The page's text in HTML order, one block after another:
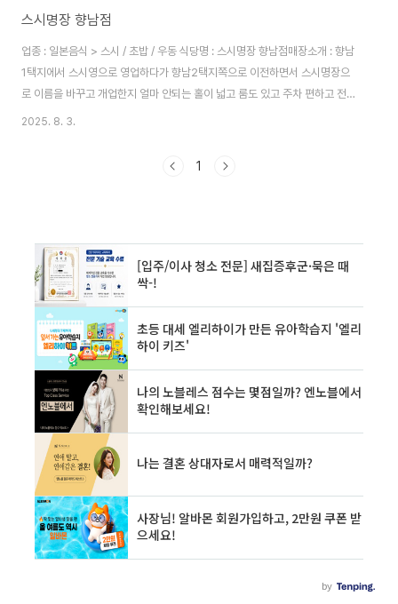
스시명장 향남점
업종 : 일본음식 > 스시 / 초밥 / 우동 식당명 : 스시명장 향남점매장소개 : 향남
1택지에서 스시영으로 영업하다가 향남2택지쪽으로 이전하면서 스시명장으
로 이름을 바꾸고 개업한지 얼마 안되는 홀이 넓고 룸도 있고 주차 편하고 전체
적으로 깔끔한 느낌, 맛은 그런대로 괜찮은곳.오랫만에 집사람과 왔다 날이 더
번에 먹자는걸 비가오는날은 회가 좋지않다고 다음에 먹자고 한것이 오늘로 낙
2025. 8. 3.
1